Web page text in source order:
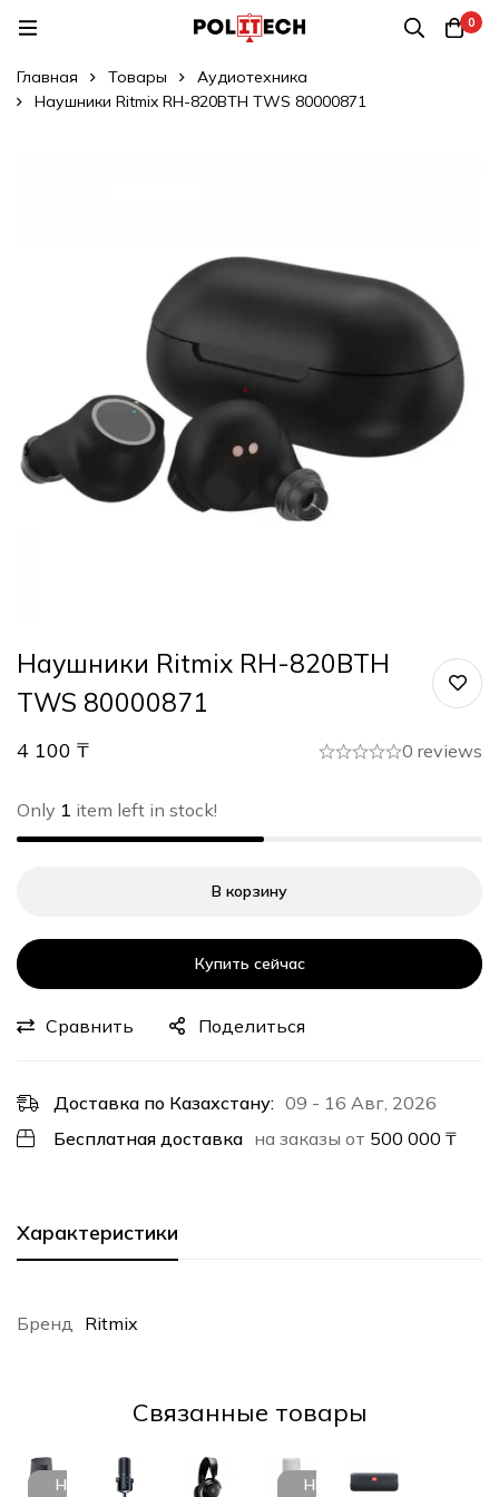
0
Главная Товары
Аудиотехника
Наушники Ritmix RH-820BTH TWS 80000871
Наушники Ritmix RH-820BTH
TWS 80000871
4 100 ₸ 0 reviews
Only 1 item left in stock!
В корзину
Купить сейчас
Сравнить Поделиться
Доставка по Казахстану: 09 - 16 Авг, 2026
Бесплатная доставка на заказы от 500 000 ₸
Характеристики
Бренд Ritmix
Cвязанные товары
НЕТ В
НЕТ В